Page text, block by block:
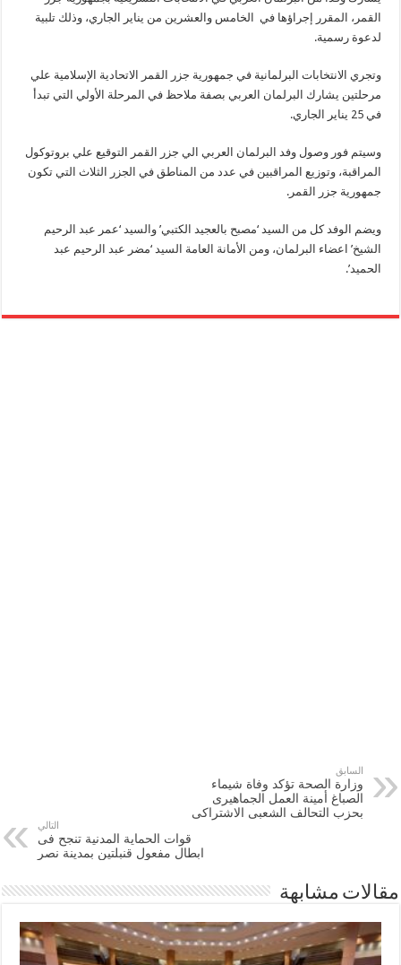
القمر، المقرر إجراؤها في الخامس والعشرين من يناير الجاري، وذلك تلبية
لدعوة رسمية.
وتجري الانتخابات البرلمانية في جمهورية جزر القمر الاتحادية الإسلامية علي
مرحلتين يشارك البرلمان العربي بصفة ملاحظ في المرحلة الأولي التي تبدأ
في 25 يناير الجاري.
وسيتم فور وصول وفد البرلمان العربي الي جزر القمر التوقيع علي بروتوكول
المراقبة، وتوزيع المراقبين في عدد من المناطق في الجزر الثلاث التي تكون
جمهورية جزر القمر.
ويضم الوفد كل من السيد ‘مصبح بالعجيد الكتبي’ والسيد ‘عمر عبد الرحيم
الشيخ’ اعضاء البرلمان، ومن الأمانة العامة السيد ‘مضر عبد الرحيم عبد
الحميد’.
السابق
وزارة الصحة تؤكد وفاة شيماء
الصباغ أمينة العمل الجماهيرى
بحزب التحالف الشعبى الاشتراكى
التالي
قوات الحماية المدنية تنجح فى
ابطال مفعول قنبلتين بمدينة نصر
مقالات مشابهة